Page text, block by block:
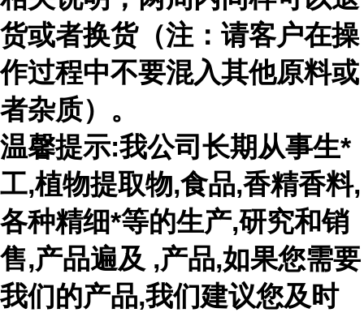
货或者换货（注：请客户在操
作过程中不要混入其他原料或
者杂质）。
温馨提示:我公司长期从事生*
工,植物提取物,食品,香精香料,
各种精细*等的生产,研究和销
售,产品遍及 ,产品,如果您需要
我们的产品,我们建议您及时